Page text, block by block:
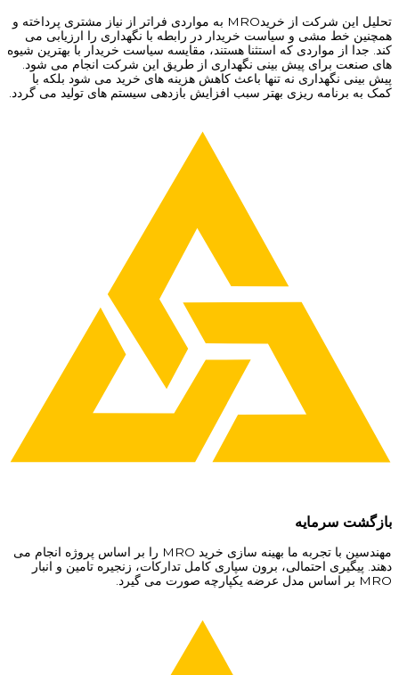
تحلیل این شرکت از خریدMRO به مواردی فراتر از نیاز مشتری پرداخته و
همچنین خط مشی و سیاست خریدار در رابطه با نگهداری را ارزیابی می
کند. جدا از مواردی که استثنا هستند، مقایسه سیاست خریدار با بهترین شیوه
های صنعت برای پیش بینی نگهداری از طریق این شرکت انجام می شود.
پیش بینی نگهداری نه تنها باعث کاهش هزینه های خرید می شود بلکه با
کمک به برنامه ریزی بهتر سبب افزایش بازدهی سیستم های تولید می گردد.
بازگشت سرمایه
مهندسین با تجربه ما بهینه سازی خرید MRO را بر اساس پروژه انجام می
دهند. پیگیری احتمالی، برون سپاری کامل تدارکات، زنجیره تامین و انبار
MRO بر اساس مدل عرضه یکپارچه صورت می گیرد.